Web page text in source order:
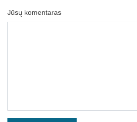
Jūsų komentaras